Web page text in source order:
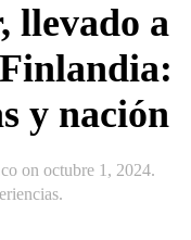
llevado a
y nación
on octubre 1, 2024.
.